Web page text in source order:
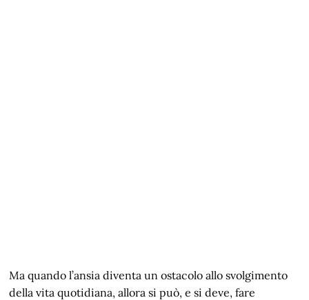
Ma quando l’ansia diventa un ostacolo allo svolgimento
della vita quotidiana, allora si può, e si deve, fare